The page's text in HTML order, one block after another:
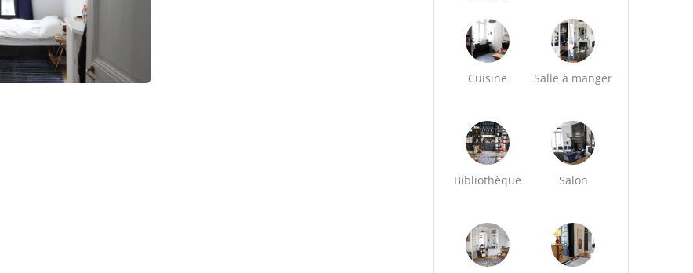
Cuisine Salle à manger
Bibliothèque Salon